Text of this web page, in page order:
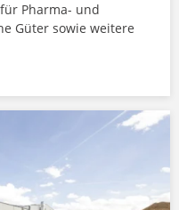
Pharma- und
Güter sowie weitere